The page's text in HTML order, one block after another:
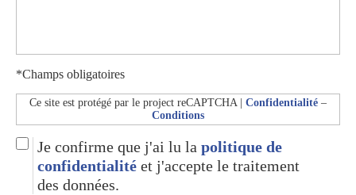
*Champs obligatoires
Ce site est protégé par le project reCAPTCHA | Confidentialité –
Conditions
Je confirme que j'ai lu la politique de
confidentialité et j'accepte le traitement
des données.